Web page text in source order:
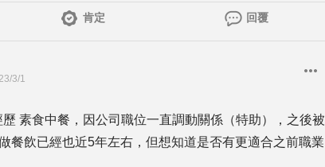
肯定 回覆
3/1
素食中餐，因公司職位一直調動關係（特助），之後被
餐飲已經也近5年左右，但想知道是否有更適合之前職業